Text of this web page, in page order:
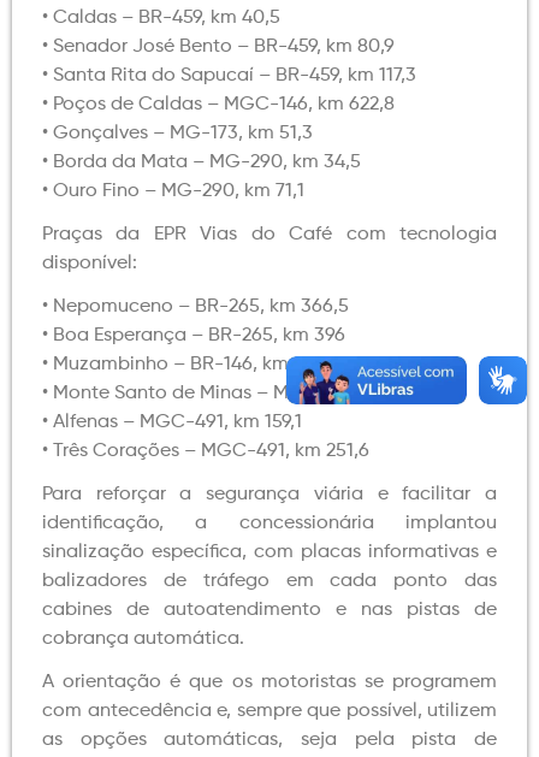
• Caldas – BR-459, km 40,5
• Senador José Bento – BR-459, km 80,9
• Santa Rita do Sapucaí – BR-459, km 117,3
• Poços de Caldas – MGC-146, km 622,8
• Gonçalves – MG-173, km 51,3
• Borda da Mata – MG-290, km 34,5
• Ouro Fino – MG-290, km 71,1
Praças da EPR Vias do Café com tecnologia
disponível:
• Nepomuceno – BR-265, km 366,5
• Boa Esperança – BR-265, km 396
• Muzambinho – BR-146, km 529,2
• Monte Santo de Minas – MGC-491, km 46
• Alfenas – MGC-491, km 159,1
• Três Corações – MGC-491, km 251,6
Para reforçar a segurança viária e facilitar a
identificação, a concessionária implantou
sinalização específica, com placas informativas e
balizadores de tráfego em cada ponto das
cabines de autoatendimento e nas pistas de
cobrança automática.
A orientação é que os motoristas se programem
com antecedência e, sempre que possível, utilizem
as opções automáticas, seja pela pista de